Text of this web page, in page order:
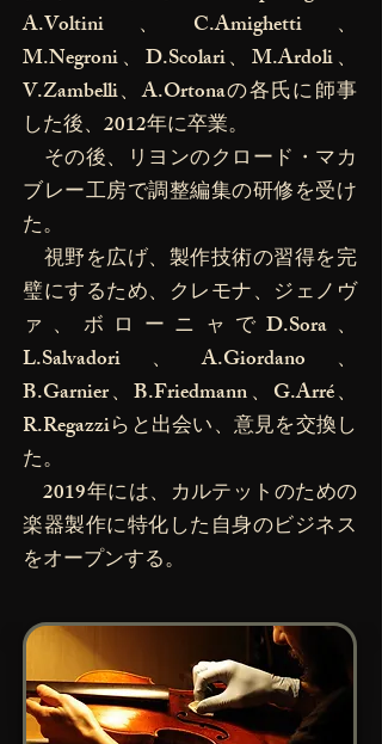
A.Voltini、C.Amighetti、
M.Negroni、D.Scolari、M.Ardoli、
V.Zambelli、A.Ortonaの各氏に師事
した後、2012年に卒業。
その後、リヨンのクロード・マカ
ブレー工房で調整編集の研修を受け
た。
視野を広げ、製作技術の習得を完
璧にするため、クレモナ、ジェノヴ
ァ、ボローニャでD.Sora、
L.Salvadori、A.Giordano、
B.Garnier、B.Friedmann、G.Arré、
R.Regazziらと出会い、意見を交換し
た。
2019年には、カルテットのための
楽器製作に特化した自身のビジネス
をオープンする。